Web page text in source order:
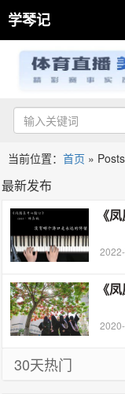
学琴记
当前位置： 首页 »
最新发布
《
《
30天热门